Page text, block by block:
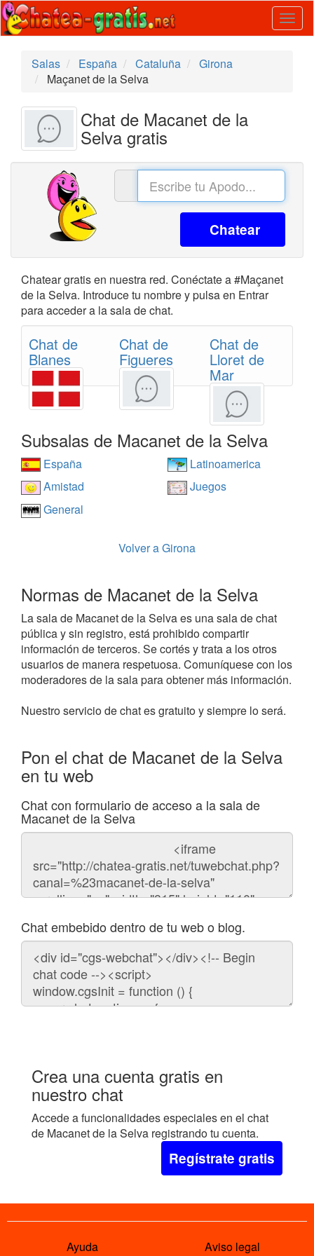
Salas
España Cataluña
Girona
Maçanet de la Selva
Chat de Macanet de la
Selva gratis
Chatear
Chatear gratis en nuestra red. Conéctate a #Maçanet
de la Selva. Introduce tu nombre y pulsa en Entrar
para acceder a la sala de chat.
Chat de
Blanes
Chat de
Figueres
Chat de
Lloret de
Mar
Subsalas de Macanet de la Selva
España
Latinoamerica
Amistad
Juegos
General
Volver a Girona
Normas de Macanet de la Selva
La sala de Macanet de la Selva es una sala de chat
pública y sin registro, está prohibido compartir
información de terceros. Se cortés y trata a los otros
usuarios de manera respetuosa. Comuníquese con los
moderadores de la sala para obtener más información.
Nuestro servicio de chat es gratuito y siempre lo será.
Pon el chat de Macanet de la Selva
en tu web
Chat con formulario de acceso a la sala de
Macanet de la Selva
Código
chat
Chat embebido dentro de tu web o blog.
Código
para
embeber
chat
Crea una cuenta gratis en
nuestro chat
Accede a funcionalidades especiales en el chat
de Macanet de la Selva registrando tu cuenta.
Regístrate gratis
Ayuda Aviso legal